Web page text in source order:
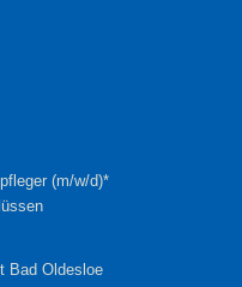
(m/w/d)*
Bad Oldesloe